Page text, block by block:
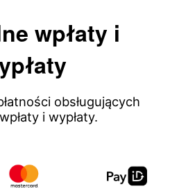
wpłaty i
obsługujących
i wypłaty.